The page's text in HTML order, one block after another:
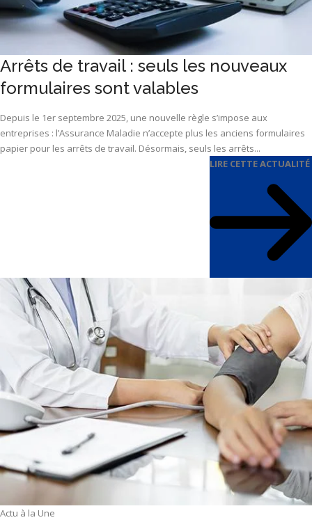
Arrêts de travail : seuls les nouveaux
formulaires sont valables
Depuis le 1er septembre 2025, une nouvelle règle s’impose aux
entreprises : l’Assurance Maladie n’accepte plus les anciens formulaires
papier pour les arrêts de travail. Désormais, seuls les arrêts...
LIRE CETTE ACTUALITÉ
Actu à la Une